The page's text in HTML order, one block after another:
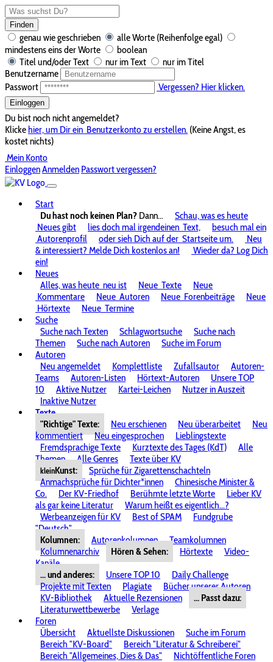
Finden
genau wie geschrieben
alle Worte (Reihenfolge egal)
mindestens eins der Worte
boolean
Titel und/oder Text
nur im Text
nur im Titel
Benutzername
Passwort
Vergessen? Hier klicken.
Einloggen
Du bist noch nicht angemeldet?
Klickehier, um Dir ein Benutzerkonto zu erstellen. (Keine Angst, es
kostet nichts)
Mein Konto
EinloggenAnmelden Passwort vergessen?
Start
Du hast noch keinen Plan? Dann...
Schau, was es heute
Neues gibt
lies doch mal irgendeinen Text,
besuch mal ein
Autorenprofil
oder sieh Dich auf der Startseite um.
Neu
& interessiert? Melde Dich kostenlos an!
Wieder da? Log Dich
ein!
Neues
Alles, was heute neu ist Neue Texte
Neue
Kommentare
Neue Autoren Neue Forenbeiträge
Neue
Hörtexte
Neue Termine
Suche
Suche nach Texten
Schlagwortsuche
Suche nach
Themen
Suche nach Autoren
Suche im Forum
Autoren
Neu angemeldet
Komplettliste Zufallsautor
Autoren-
Teams
Autoren-Listen Hörtext-Autoren
Unsere TOP
10
Aktive Nutzer Kartei-Leichen
Nutzer in Auszeit
Inaktive Nutzer
Texte
"Richtige" Texte:
Neu erschienen Neu überarbeitet
Neu
kommentiert
Neu eingesprochen
Lieblingstexte
Fremdsprachige Texte
Kurztexte des Tages (KdT)
Alle
Themen
Alle Genres Texte über KV
kleinKunst:
Sprüche für Zigarettenschachteln
Anmachsprüche für Dichter*innen
Chinesische Minister &
Co.
Der KV-Friedhof Berühmte letzte Worte
Lieber KV
als gar keine Literatur
Warum heißt es eigentlich...?
Werbeanzeigen für KV
Best of SPAM
Fundgrube
"Deutsch"
Kolumnen:
Autorenkolumnen
Teamkolumnen
Kolumnenarchiv
Hören & Sehen: Hörtexte
Video-
Kanäle
... und anderes:
Unsere TOP 10
Daily Challenge
Projekte mit Texten
Plagiate
Bücher unserer Autoren
KV-Bibliothek
Aktuelle Rezensionen
... Passt dazu:
Literaturwettbewerbe
Verlage
Foren
Übersicht
Aktuellste Diskussionen
Suche im Forum
Bereich "KV-Board"
Bereich "Literatur & Schreiberei"
Bereich "Allgemeines, Dies & Das"
Nichtöffentliche Foren